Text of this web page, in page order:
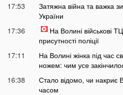
17:53
Затяжна війна та важка
України
17:36
На Волині військові
присутності поліції
17:11
На Волині жінка під час
ножем: чим усе
16:38
Стало відомо, чи накриє
часом